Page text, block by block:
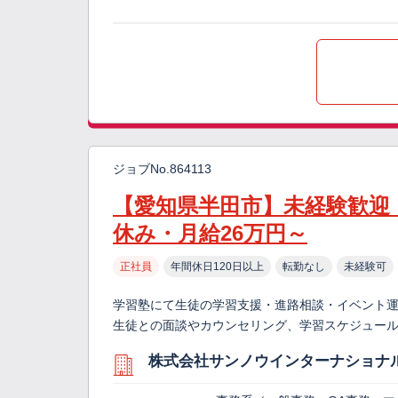
ジョブNo.864113
【愛知県半田市】未経験歓
休み・月給26万円～
正社員 年間休日120日以上 転勤なし 未経験可
学習塾にて生徒の学習支援・進路相談・イベント
生徒との面談やカウンセリング、学習スケジュ
株式会社サンノウインターナショナ